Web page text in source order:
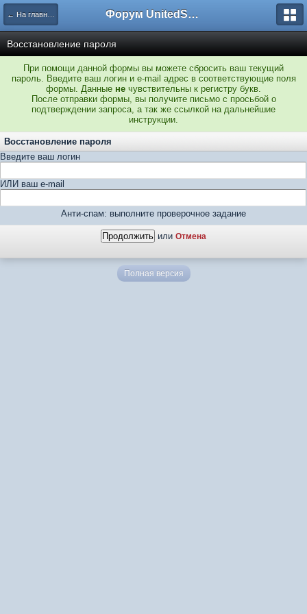
← На главную Форум UnitedSouth
Восстановление пароля
При помощи данной формы вы можете сбросить ваш текущий
пароль. Введите ваш логин и e-mail адрес в соответствующие поля
формы. Данные не чувствительны к регистру букв.
После отправки формы, вы получите письмо с просьбой о
подтверждении запроса, а так же ссылкой на дальнейшие
инструкции.
Восстановление пароля
Введите ваш логин
ИЛИ ваш e-mail
Анти-спам: выполните проверочное задание
или Отмена
Полная версия